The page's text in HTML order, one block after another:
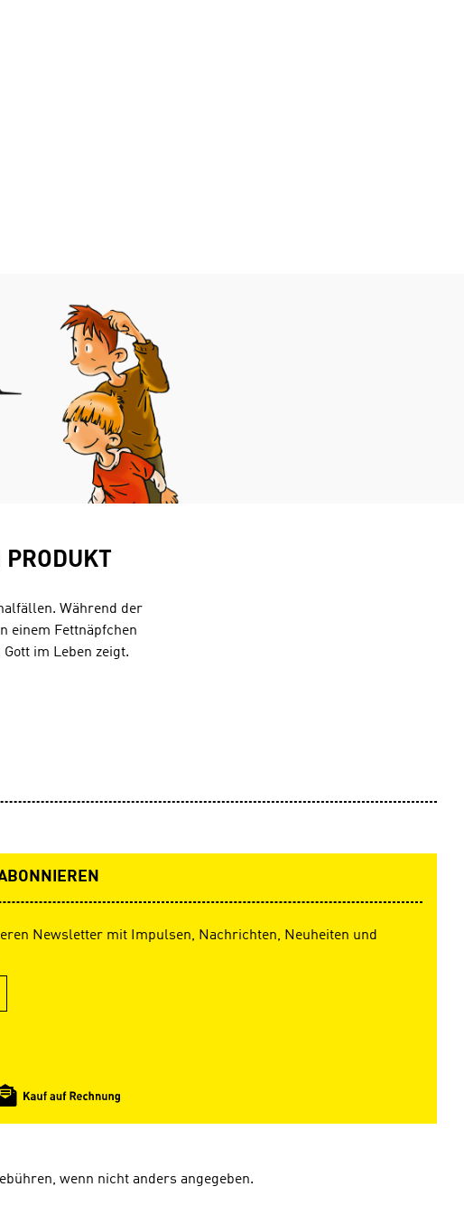
PRODUKT
Während der
einem Fettnäpfchen
im Leben zeigt.
Newsletter mit Impulsen, Nachrichten, Neuheiten und
wenn nicht anders angegeben.